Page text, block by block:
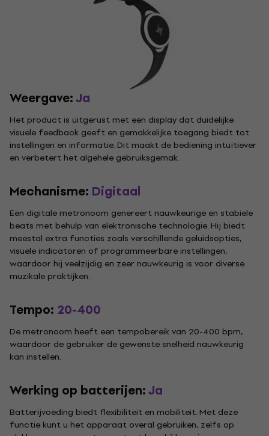
Weergave:Ja
Het product is uitgerust met een display dat duidelijke
visuele feedback geeft en gemakkelijke toegang biedt tot
instellingen en informatie. Dit maakt de bediening intuïtiever
en verbetert het algehele gebruiksgemak.
Mechanisme: Digitaal
Een digitale metronoom genereert nauwkeurige en stabiele
beats met behulp van elektronische technologie. Hij biedt
meestal extra functies zoals verschillende geluidsopties,
visuele indicatoren of programmeerbare instellingen,
waardoor hij veelzijdig en zeer nauwkeurig is voor diverse
muzikale praktijken.
Tempo: 20-400
De metronoom heeft een tempobereik van 20-400 bpm,
waardoor de gebruiker de gewenste snelheid nauwkeurig
kan instellen.
Werking op batterijen:Ja
Batterijvoeding biedt flexibiliteit en mobiliteit. Met deze
functie kunt u het apparaat overal gebruiken, zelfs op